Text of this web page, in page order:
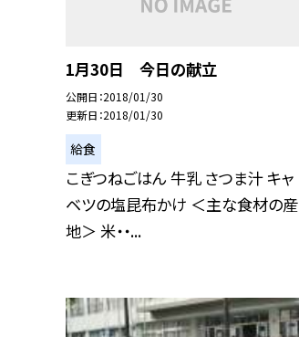
1月30日 今日の献立
公開日 2018/01/30
更新日 2018/01/30
給食
こぎつねごはん 牛乳 さつま汁 キャ
ベツの塩昆布かけ ＜主な食材の産
地＞ 米・・...